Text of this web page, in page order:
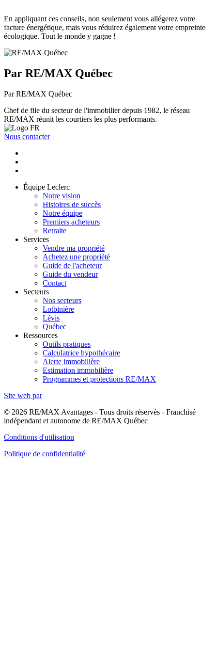
En appliquant ces conseils, non seulement vous allégerez votre
facture énergétique, mais vous réduirez également votre empreinte
écologique. Tout le monde y gagne !
Par RE/MAX Québec
Par RE/MAX Québec
Chef de file du secteur de l'immobilier depuis 1982, le réseau
RE/MAX réunit les courtiers les plus performants.
Nous contacter
Équipe Leclerc
Notre vision
Histoires de succès
Notre équipe
Premiers acheteurs
Retraite
Services
Vendre ma propriété
Achetez une propriété
Guide de l'acheteur
Guide du vendeur
Contact
Secteurs
Nos secteurs
Lotbinière
Lévis
Québec
Ressources
Outils pratiques
Calculatrice hypothécaire
Alerte immobilière
Estimation immobilière
Programmes et protections RE/MAX
Site web par
© 2026 RE/MAX Avantages - Tous droits réservés - Franchisé
indépendant et autonome de RE/MAX Québec
Conditions d'utilisation
Politique de confidentialité